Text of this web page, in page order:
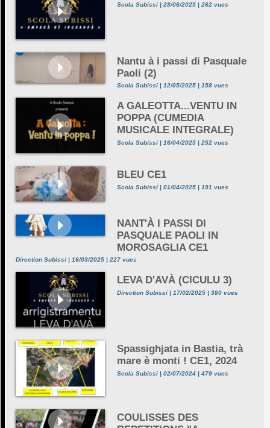
Scola Subissi | 28/06/2025 | 262 vues
Nantu à i passi di Pasquale
Paoli (2)
Scola Subissi | 12/05/2025 | 158 vues
A GALEOTTA...VENTU IN
POPPA (CUMEDIA
MUSICALE INTEGRALE)
Scola Subissi | 16/04/2025 | 252 vues
BLEU CE1
Scola Subissi | 01/04/2025 | 191 vues
NANT'À I PASSI DI
PASQUALE PAOLI IN
MOROSAGLIA CE1
Direction Subissi | 16/03/2025 | 227 vues
LEVA D'AVÀ (CICULU 3)
Direction Subissi | 17/02/2025 | 380 vues
Spassighjata in Bastia, trà
mare è monti ! CE1, 2024
Scola Subissi | 02/07/2024 | 479 vues
COULISSES DES